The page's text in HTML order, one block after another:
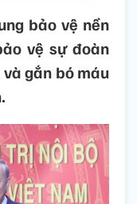
bảo vệ nền
vệ sự đoàn
gắn bó máu